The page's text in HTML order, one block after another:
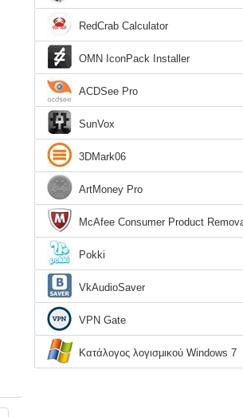
RedCrab Calculator
OMN IconPack Installer
ACDSee Pro
SunVox
3DMark06
ArtMoney Pro
McAfee Consumer Product
Tool
Pokki
VkAudioSaver
VPN Gate
Κατάλογος λογισμικού Windows 7